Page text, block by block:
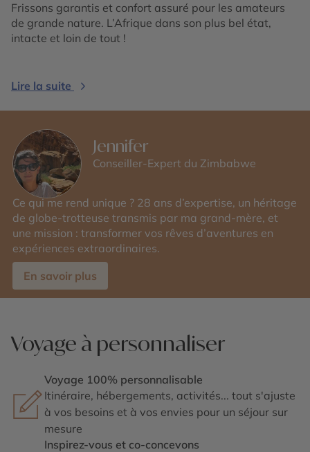
Frissons garantis et confort assuré pour les amateurs
de grande nature. L’Afrique dans son plus bel état,
intacte et loin de tout !
Lire la suite
Jennifer
Conseiller-Expert du Zimbabwe
Ce qui me rend unique ? 28 ans d’expertise, un héritage
de globe-trotteuse transmis par ma grand-mère, et
une mission : transformer vos rêves d’aventures en
expériences extraordinaires.
En savoir plus
Voyage à personnaliser
Voyage 100% personnalisable
Itinéraire, hébergements, activités... tout s'ajuste
à vos besoins et à vos envies pour un séjour sur
mesure
Inspirez-vous et co-concevons